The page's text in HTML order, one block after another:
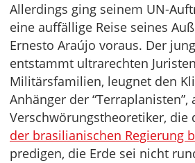
Allerdings ging seinem UN-
eine auffällige Reise seines
Ernesto Araújo voraus. Der
entstammt ultrarechten
Militärsfamilien, leugnet den
Anhänger der “Terraplanisten”,
Verschwörungstheoretiker, die
der brasilianischen Regierung
predigen, die Erde sei nicht